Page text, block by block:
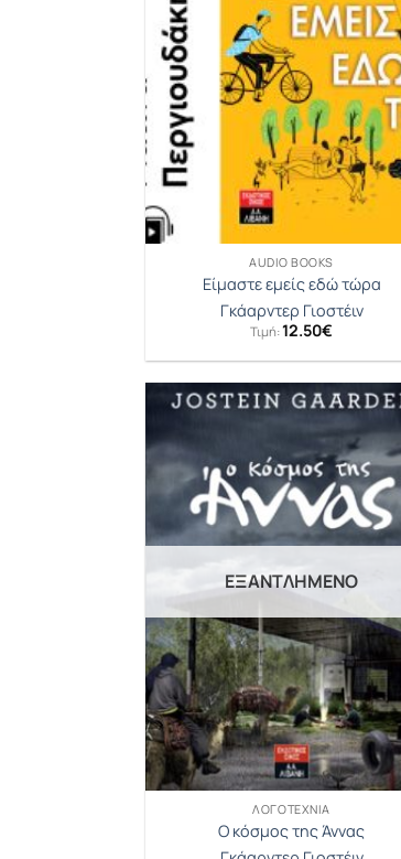
AUDIO BOOKS
Είμαστε εμείς εδώ τώρα
Γκάαρντερ Γιοστέιν
Τιμή:12.50€
ΕΞΑΝΤΛΗΜΈΝΟ
ΛΟΓΟΤΕΧΝΊΑ
Ο κόσμος της Άννας